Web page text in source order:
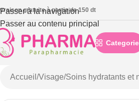
Passer à la navigation
Passer au contenu principal
gratuite à partie de 150 dt
Accueil /Visage/Soins hydratants et